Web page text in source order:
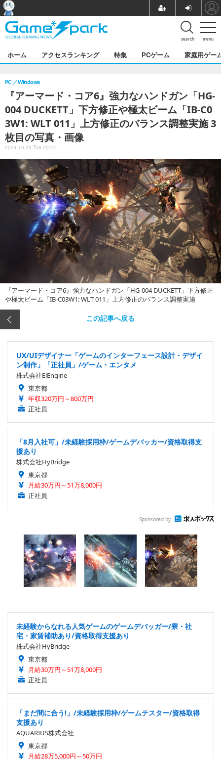
menu
search
ホーム アクセスランキング 特集 PCゲーム 家庭用ゲー
『アーマード・コア6』強力なハンドガン「HG-
004 DUCKETT」下方修正や極太ビーム「IB-C0
3W1: WLT 011」上方修正のバランス調整実施 3
枚目の写真・画像
PC Windows
2024.10.29 Tue 20:44
『アーマード・コア6』強力なハンドガン「HG-004 DUCKETT」下方修正
や極太ビーム「IB-C03W1: WLT 011」上方修正のバランス調整実施
この記事へ戻る
UX/UIデザイナー「ゲームのインターフェース設計・デザイ
ン制作」「正社員」/ゲーム・エンタメ
株式会社ElEngine
東京都
年収320万円～800万円
正社員
「8月入社可」/未経験採用枠/ゲームデバッカー/資格取得支
援あり
株式会社HyBridge
東京都
月給30万円～51万8,000円
正社員
Sponsored by
未経験からなれる人気ゲームのゲームデバッガー/寮・社
宅・家賃補助あり/資格取得支援あり
株式会社HyBridge
東京都
月給30万円～51万8,000円
正社員
「まだ間に合う!」/未経験採用枠/ゲームテスター/資格取得
支援あり
AQUARIUS株式会社
東京都
月給28万5,000円～50万円